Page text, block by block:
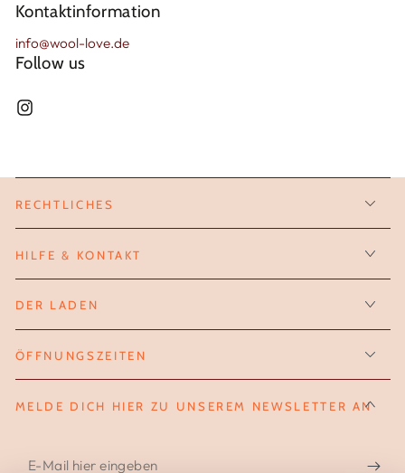
Kontaktinformation
info@wool-love.de
Follow us
Instagram
RECHTLICHES
HILFE & KONTAKT
DER LADEN
ÖFFNUNGSZEITEN
MELDE DICH HIER ZU UNSEREM NEWSLETTER AN
E-